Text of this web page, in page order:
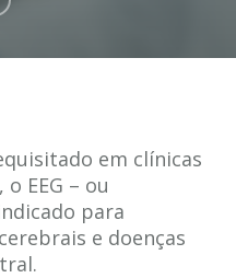
em clínicas
EEG – ou
para
e doenças